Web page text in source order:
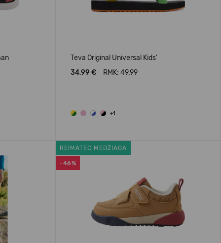
Teva Original Universal Kids'
34,99 €
RMK: 49.99
+1
-46%
REIMATEC MEDŽIAGA